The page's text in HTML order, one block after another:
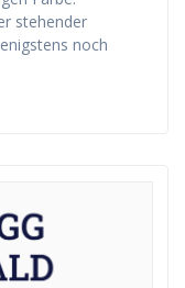
stehender
noch